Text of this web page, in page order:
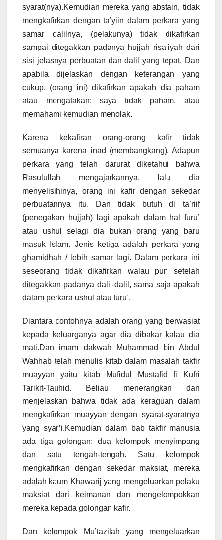
syarat(nya).Kemudian mereka yang abstain, tidak
mengkafirkan dengan ta’yiin dalam perkara yang
samar dalilnya, (pelakunya) tidak dikafirkan
sampai ditegakkan padanya hujjah risaliyah dari
sisi jelasnya perbuatan dan dalil yang tepat. Dan
apabila dijelaskan dengan keterangan yang
cukup, (orang ini) dikafirkan apakah dia paham
atau mengatakan: saya tidak paham, atau
memahami kemudian menolak.
Karena kekafiran orang-orang kafir tidak
semuanya karena inad (membangkang). Adapun
perkara yang telah darurat diketahui bahwa
Rasulullah mengajarkannya, lalu dia
menyelisihinya, orang ini kafir dengan sekedar
perbuatannya itu. Dan tidak butuh di ta’riif
(penegakan hujjah) lagi apakah dalam hal furu’
atau ushul selagi dia bukan orang yang baru
masuk Islam. Jenis ketiga adalah perkara yang
ghamidhah / lebih samar lagi. Dalam perkara ini
seseorang tidak dikafirkan walau pun setelah
ditegakkan padanya dalil-dalil, sama saja apakah
dalam perkara ushul atau furu’.
Diantara contohnya adalah orang yang berwasiat
kepada keluarganya agar dia dibakar kalau dia
mati.Dan imam dakwah Muhammad bin Abdul
Wahhab telah menulis kitab dalam masalah takfir
muayyan yaitu kitab Mufidul Mustafid fi Kufri
Tarikit-Tauhid. Beliau menerangkan dan
menjelaskan bahwa tidak ada keraguan dalam
mengkafirkan muayyan dengan syarat-syaratnya
yang syar’i.Kemudian dalam bab takfir manusia
ada tiga golongan: dua kelompok menyimpang
dan satu tengah-tengah. Satu kelompok
mengkafirkan dengan sekedar maksiat, mereka
adalah kaum Khawarij yang mengeluarkan pelaku
maksiat dari keimanan dan mengelompokkan
mereka kepada golongan kafir.
Dan kelompok Mu’tazilah yang mengeluarkan